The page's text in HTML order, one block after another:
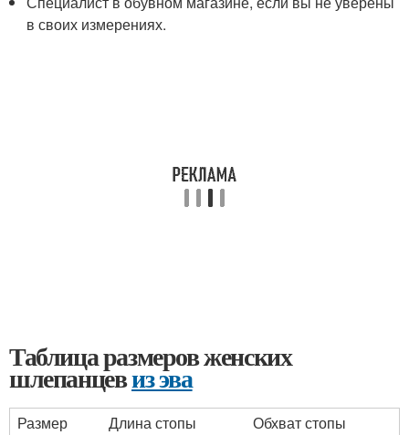
в своих измерениях.
Таблица размеров женских
шлепанцевиз эва
Размер Длина стопы
Обхват стопы